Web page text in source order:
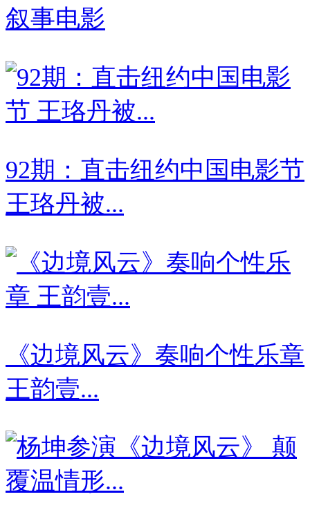
叙事电影
92期：直击纽约中国电影节
王珞丹被...
《边境风云》奏响个性乐章
王韵壹...